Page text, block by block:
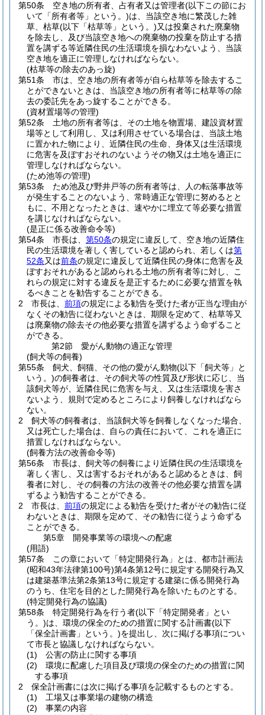
第50条
空き地の所有者、占有者又は管理者(以下この節にお
いて「所有者等」という。)は、当該空き地に繁茂した雑
草、枯草(以下「枯草等」という。)又は投棄された廃棄物
を除去し、及び当該空き地への廃棄物の投棄を防止する措
置を講ずる等近隣住民の生活環境を損なわないよう、当該
空き地を適正に管理しなければならない。
(枯草等の除去のあっ旋)
第51条
市は、空き地の所有者等が自ら枯草等を除去するこ
とができないときは、当該空き地の所有者等に枯草等の除
去の委託先をあっ旋することができる。
(資材置場等の管理)
第52条
土地の所有者等は、その土地を物置場、建設資材置
場等として利用し、又は利用させている場合は、当該土地
に置かれた物により、近隣住民の生命、身体又は生活環境
に危害を及ぼすおそれのないようその物又は土地を適正に
管理しなければならない。
(ため池等の管理)
第53条
ため池及び野井戸等の所有者等は、人の転落事故等
が発生することのないよう、常時適正な管理に努めるとと
もに、不用となったときは、速やかに埋立て等必要な措置
を講じなければならない。
(是正に係る改善命令等)
第54条
市長は、 第50条の規定に違反して、空き地の近隣住
民の生活環境を著しく害していると認められ、若しくは第
52条又は前条の規定に違反して近隣住民の身体に危害を及
ぼすおそれがあると認められる土地の所有者等に対し、こ
れらの規定に対する違反を是正するために必要な措置を執
るべきことを勧告することができる。
2
市長は、 前項の規定による勧告を受けた者が正当な理由が
なくその勧告に従わないときは、期限を定めて、枯草等又
は廃棄物の除去その他必要な措置を講ずるよう命ずること
ができる。
第2節
愛がん動物の適正な管理
(飼犬等の飼養)
第55条
飼犬、飼猫、その他の愛がん動物(以下「飼犬等」と
いう。)の飼養者は、その飼犬等の性質及び形状に応じ、当
該飼犬等が、近隣住民に危害を与え、又は生活環境を害さ
ないよう、規則で定めるところにより飼養しなければなら
ない。
2
飼犬等の飼養者は、当該飼犬等を飼養しなくなった場合、
又は死亡した場合は、自らの責任において、これを適正に
措置しなければならない。
(飼養方法の改善命令等)
第56条
市長は、飼犬等の飼養により近隣住民の生活環境を
著しく害し、又は害するおそれがあると認めるときは、飼
養者に対し、その飼養の方法の改善その他必要な措置を講
ずるよう勧告することができる。
2
市長は、 前項の規定による勧告を受けた者がその勧告に従
わないときは、期限を定めて、その勧告に従うよう命ずる
ことができる。
第5章
開発事業等の環境への配慮
(用語)
第57条
この章において「特定開発行為」とは、都市計画法
(昭和43年法律第100号)第4条第12号に規定する開発行為又
は建築基準法第2条第13号に規定する建築に係る開発行為
のうち、住宅を目的とした開発行為を除いたものとする。
(特定開発行為の協議)
第58条
特定開発行為を行う者(以下「特定開発者」とい
う。)は、環境の保全のための措置に関する計画書(以下
「保全計画書」という。)を提出し、次に掲げる事項につい
て市長と協議しなければならない。
(1)
公害の防止に関する事項
(2)
環境に配慮した項目及び環境の保全のための措置に関
する事項
2
保全計画書には次に掲げる事項を記載するものとする。
(1)
工場又は事業場の建物の構造
(2)
事業の内容